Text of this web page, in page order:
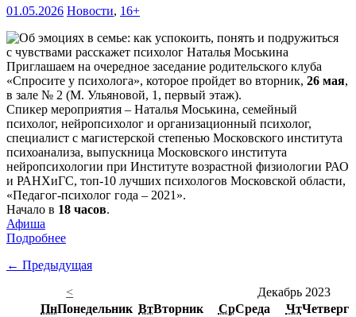
01.05.2026 Новости, 16+
Приглашаем на очередное заседание родительского клуба
«Спросите у психолога», которое пройдет во вторник, 26 мая,
в зале № 2 (М. Ульяновой, 1, первый этаж).
Спикер мероприятия – Наталья Моськина, семейный
психолог, нейропсихолог и организационный психолог,
специалист с магистерской степенью Московского института
психоанализа, выпускница Московского института
нейропсихологии при Институте возрастной физиологии РАО
и РАНХиГС, топ-10 лучших психологов Московской области,
«Педагог-психолог года – 2021».
Начало в 18 часов.
Афиша
Подробнее
← Предыдущая
<
Декабрь 2023
ПнПонедельник ВтВторник СрСреда ЧтЧетверг